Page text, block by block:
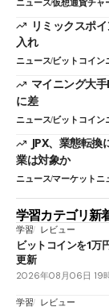
リミックスポ
入れ
ニュースビットコイン
マイニング大
に差
ニュースビットコイン
JPX、業態転
業は対象か
ニュースマーケットニ
学習カテゴリ新
学習 レビュー
ビットコインを1万
更新
2026年08月06日 19
学習 レビュー